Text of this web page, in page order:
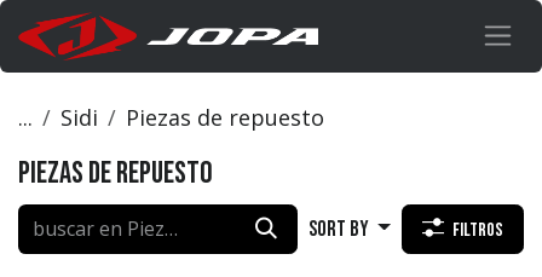
Ir al contenido
... Sidi Piezas de repuesto
Piezas de repuesto
Sort By Filtros